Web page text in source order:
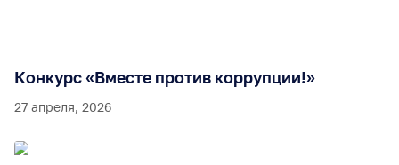
Конкурс «Вместе против коррупции!»
27 апреля, 2026